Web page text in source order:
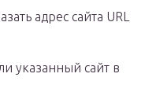
адрес сайта URL
указанный сайт в